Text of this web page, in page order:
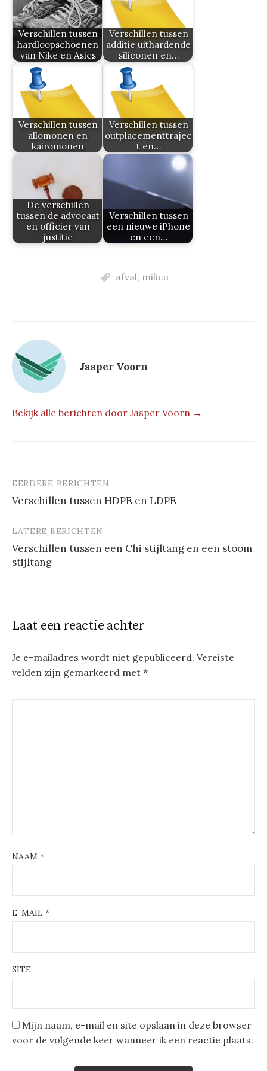
Verschillen tussen
hardloopschoenen
van Nike en Asics
Verschillen tussen
additie uithardende
siliconen en…
Verschillen tussen
allomonen en
kairomonen
Verschillen tussen
outplacementtrajec
t en…
De verschillen
tussen de advocaat
en officier van
justitie
Verschillen tussen
een nieuwe iPhone
en een…
afval, milieu
Jasper Voorn
Bekijk alle berichten door Jasper Voorn →
Berichtnavigatie
EERDERE BERICHTEN
Verschillen tussen HDPE en LDPE
LATERE BERICHTEN
Verschillen tussen een Chi stijltang en een stoom
stijltang
Laat een reactie achter
Je e-mailadres wordt niet gepubliceerd. Vereiste
velden zijn gemarkeerd met *
NAAM *
E-MAIL *
SITE
Mijn naam, e-mail en site opslaan in deze browser
voor de volgende keer wanneer ik een reactie plaats.